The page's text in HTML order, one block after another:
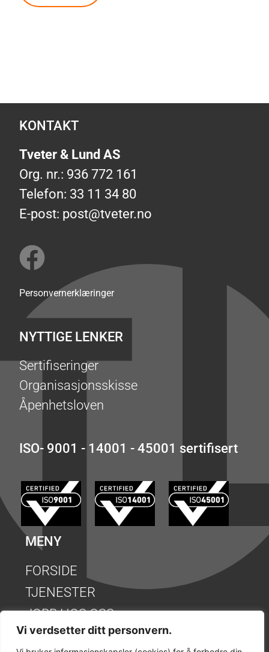
Vi verdsetter ditt personvern.
KONTAKT
Tveter & Lund AS
Org. nr.: 936 772 161
Telefon: 33 11 34 80
E-post: post@tveter.no
Personvernerklæringer
NYTTIGE LENKER
Sertifiseringer
Organisasjonsskisse
Åpenhetsloven
ISO- 9001 - 14001 - 45001 sertifisert
MENY
FORSIDE
TJENESTER
JOBB HOS OSS
REFERANSER